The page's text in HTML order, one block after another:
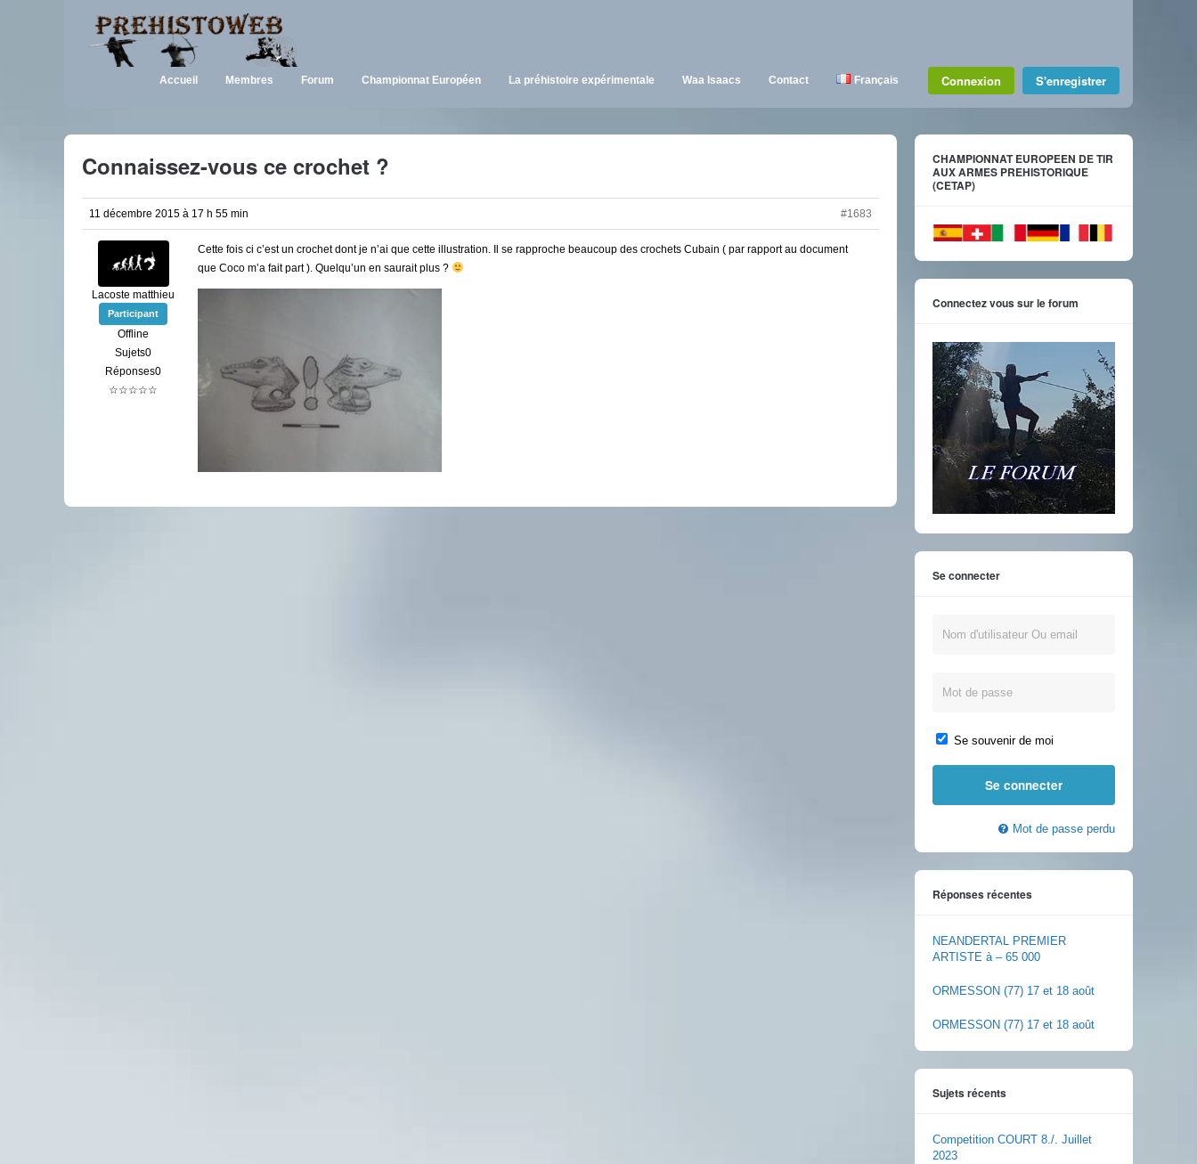
Accueil Membres Forum Championnat Européen La préhistoire expérimentale Waa Isaacs Contact Français Connexion S'enregistrer
Connaissez-vous ce crochet ?
11 décembre 2015 à 17 h 55 min #1683
Lacoste matthieu
Participant
Offline
Sujets0
Réponses0
☆☆☆☆☆
Cette fois ci c’est un crochet dont je n’ai que cette illustration. Il se rapproche beaucoup des crochets Cubain ( par rapport au document
que Coco m’a fait part ). Quelqu’un en saurait plus ?
CHAMPIONNAT EUROPEEN DE TIR
AUX ARMES PREHISTORIQUE
(CETAP)
Connectez vous sur le forum
Se connecter
Se souvenir de moi
Mot de passe perdu
Réponses récentes
NEANDERTAL PREMIER
ARTISTE à – 65 000
ORMESSON (77) 17 et 18 août
ORMESSON (77) 17 et 18 août
Sujets récents
Competition COURT 8./. Juillet
2023